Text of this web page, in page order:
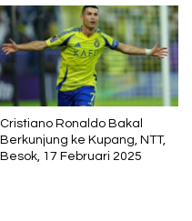
Cristiano Ronaldo Bakal
Berkunjung ke Kupang, NTT,
Besok, 17 Februari 2025